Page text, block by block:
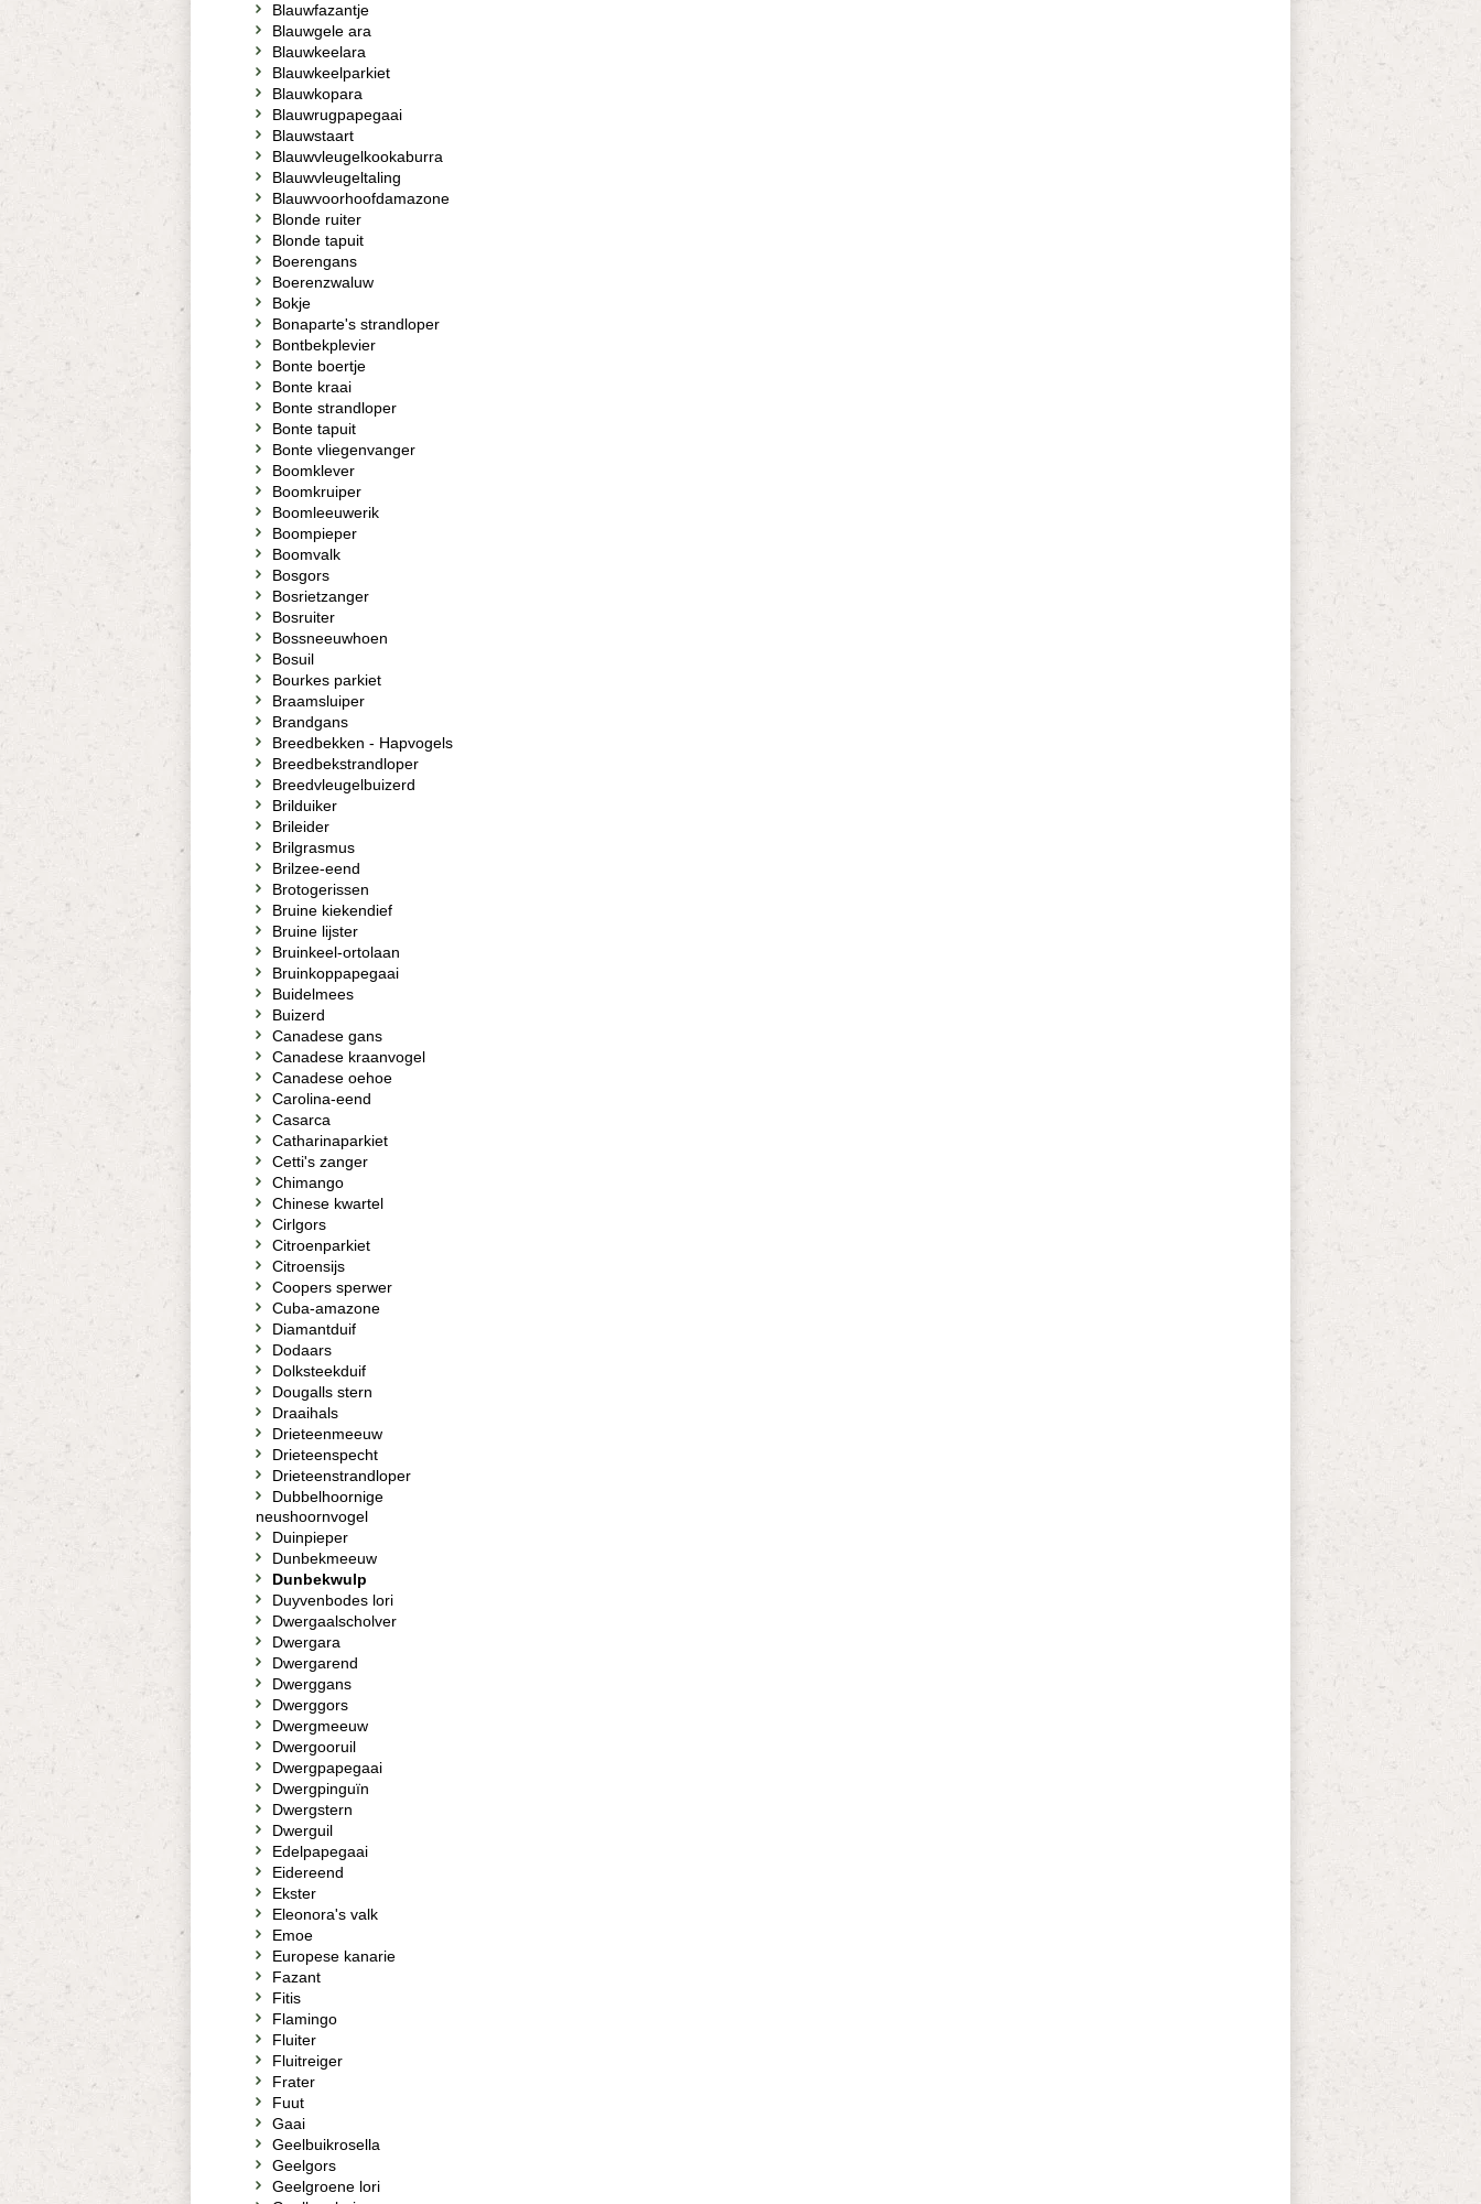
Blauwfazantje
Blauwgele ara
Blauwkeelara
Blauwkeelparkiet
Blauwkopara
Blauwrugpapegaai
Blauwstaart
Blauwvleugelkookaburra
Blauwvleugeltaling
Blauwvoorhoofdamazone
Blonde ruiter
Blonde tapuit
Boerengans
Boerenzwaluw
Bokje
Bonaparte's strandloper
Bontbekplevier
Bonte boertje
Bonte kraai
Bonte strandloper
Bonte tapuit
Bonte vliegenvanger
Boomklever
Boomkruiper
Boomleeuwerik
Boompieper
Boomvalk
Bosgors
Bosrietzanger
Bosruiter
Bossneeuwhoen
Bosuil
Bourkes parkiet
Braamsluiper
Brandgans
Breedbekken - Hapvogels
Breedbekstrandloper
Breedvleugelbuizerd
Brilduiker
Brileider
Brilgrasmus
Brilzee-eend
Brotogerissen
Bruine kiekendief
Bruine lijster
Bruinkeel-ortolaan
Bruinkoppapegaai
Buidelmees
Buizerd
Canadese gans
Canadese kraanvogel
Canadese oehoe
Carolina-eend
Casarca
Catharinaparkiet
Cetti's zanger
Chimango
Chinese kwartel
Cirlgors
Citroenparkiet
Citroensijs
Coopers sperwer
Cuba-amazone
Diamantduif
Dodaars
Dolksteekduif
Dougalls stern
Draaihals
Drieteenmeeuw
Drieteenspecht
Drieteenstrandloper
Dubbelhoornige
neushoornvogel
Duinpieper
Dunbekmeeuw
Dunbekwulp
Duyvenbodes lori
Dwergaalscholver
Dwergara
Dwergarend
Dwerggans
Dwerggors
Dwergmeeuw
Dwergooruil
Dwergpapegaai
Dwergpinguïn
Dwergstern
Dwerguil
Edelpapegaai
Eidereend
Ekster
Eleonora's valk
Emoe
Europese kanarie
Fazant
Fitis
Flamingo
Fluiter
Fluitreiger
Frater
Fuut
Gaai
Geelbuikrosella
Geelgors
Geelgroene lori